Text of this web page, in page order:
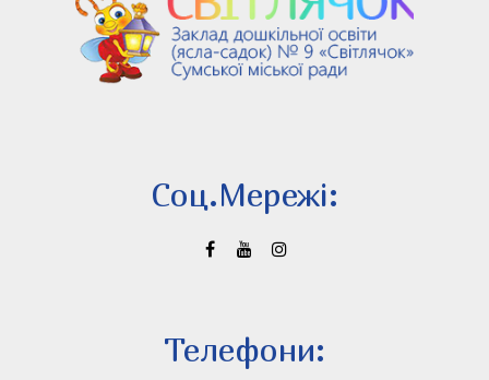
Соц.Мережi:
Телефони: